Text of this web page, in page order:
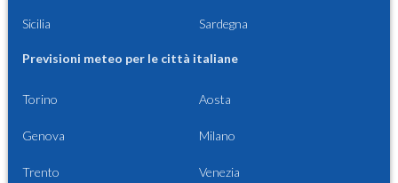
Sicilia Sardegna
Previsioni meteo per le città italiane
Torino Aosta
Genova Milano
Trento Venezia